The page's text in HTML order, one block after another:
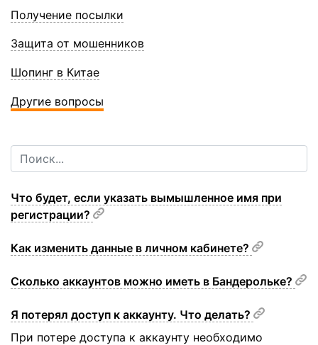
Получение посылки
Защита от мошенников
Шопинг в Китае
Другие вопросы
Что будет, если указать вымышленное имя при
регистрации?
Как изменить данные в личном кабинете?
Сколько аккаунтов можно иметь в Бандерольке?
Я потерял доступ к аккаунту. Что делать?
При потере доступа к аккаунту необходимо